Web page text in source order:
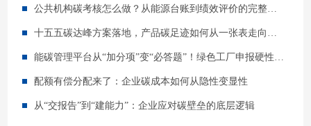
配额有偿分配来了：企业碳成本如何从隐性变显性
从“交报告”到“建能力”：企业应对碳壁垒的底层逻辑